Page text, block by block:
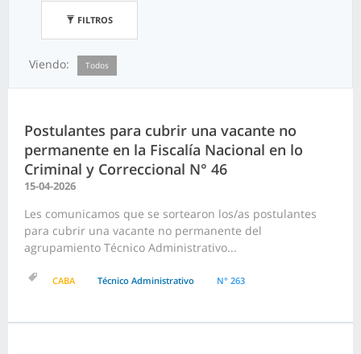
FILTROS
Viendo: Todos
Postulantes para cubrir una vacante no
permanente en la Fiscalía Nacional en lo
Criminal y Correccional N° 46
15-04-2026
Les comunicamos que se sortearon los/as postulantes
para cubrir una vacante no permanente del
agrupamiento Técnico Administrativo...
CABA Técnico Administrativo N° 263